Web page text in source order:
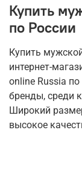
Купить
по России
Купить
интернет-
online Russia
бренды, среди
Широкий
высокое